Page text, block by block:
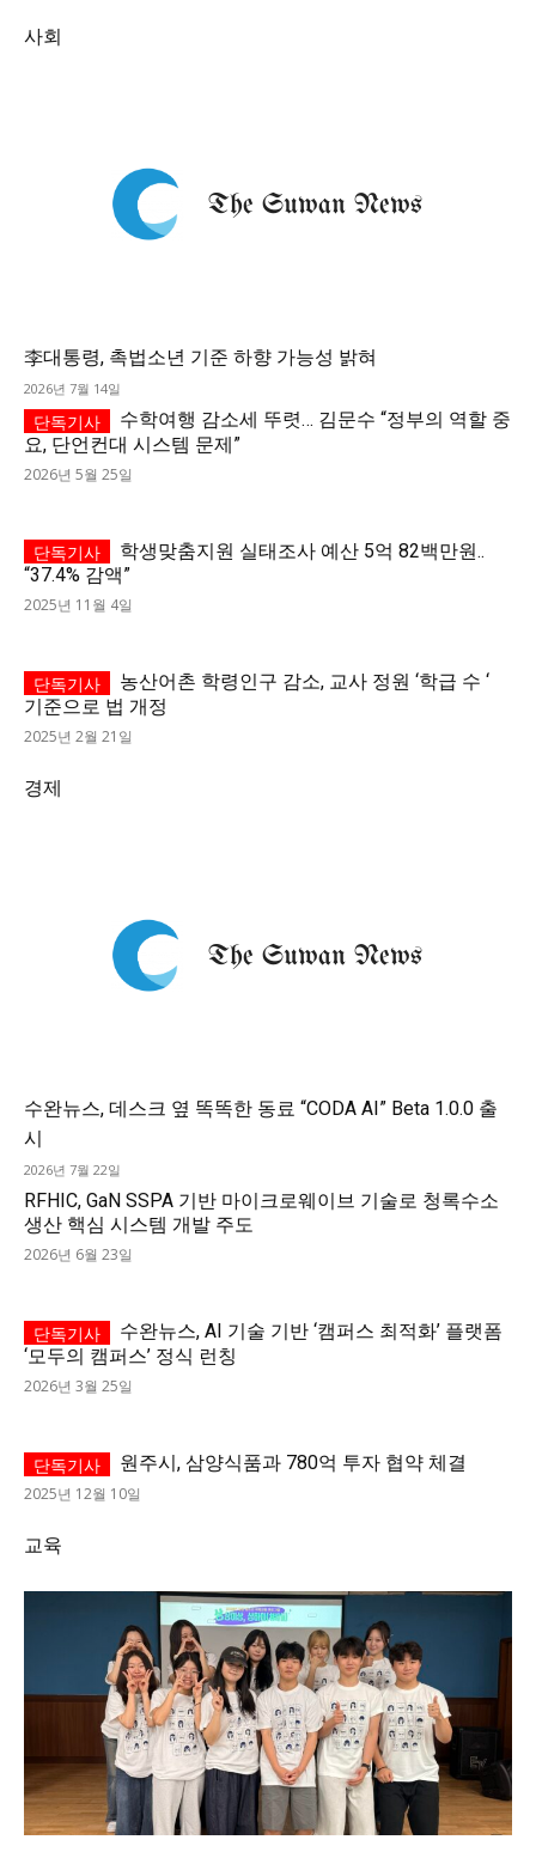
사회
李대통령, 촉법소년 기준 하향 가능성 밝혀
2026년 7월 14일
수학여행 감소세 뚜렷… 김문수 “정부의 역할 중
요, 단언컨대 시스템 문제”
2026년 5월 25일
학생맞춤지원 실태조사 예산 5억 82백만원..
“37.4% 감액”
2025년 11월 4일
농산어촌 학령인구 감소, 교사 정원 ‘학급 수 ‘
기준으로 법 개정
2025년 2월 21일
경제
수완뉴스, 데스크 옆 똑똑한 동료 “CODA AI” Beta 1.0.0 출
시
2026년 7월 22일
RFHIC, GaN SSPA 기반 마이크로웨이브 기술로 청록수소
생산 핵심 시스템 개발 주도
2026년 6월 23일
수완뉴스, AI 기술 기반 ‘캠퍼스 최적화’ 플랫폼
‘모두의 캠퍼스’ 정식 런칭
2026년 3월 25일
원주시, 삼양식품과 780억 투자 협약 체결
2025년 12월 10일
교육